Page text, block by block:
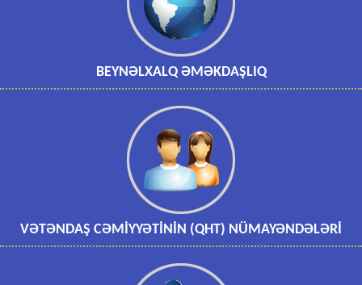
BEYNƏLXALQ ƏMƏKDAŞLIQ
VƏTƏNDAŞ CƏMİYYƏTİNİN (QHT) NÜMAYƏNDƏLƏRİ